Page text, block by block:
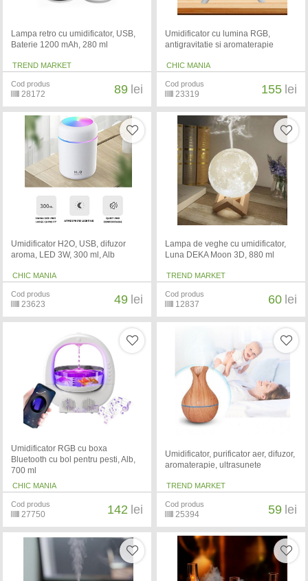
Lampa retro cu umidificator, USB,
Baterie 1200 mAh, 280 ml
TREND MARKET
Cod produs
28172 89 lei
Umidificator cu lumina RGB,
antigravitatie si aromaterapie
CHIC MANIA
Cod produs
23319 155 lei
Umidificator H2O, USB, difuzor
aroma, LED 3W, 300 ml, Alb
CHIC MANIA
Cod produs
23623 49 lei
Lampa de veghe cu umidificator,
Luna DEKA Moon 3D, 880 ml
TREND MARKET
Cod produs
12837 60 lei
Umidificator RGB cu boxa
Bluetooth cu bol pentru pesti, Alb,
700 ml
CHIC MANIA
Cod produs
27750 142 lei
Umidificator, purificator aer, difuzor,
aromaterapie, ultrasunete
TREND MARKET
Cod produs
25394 59 lei